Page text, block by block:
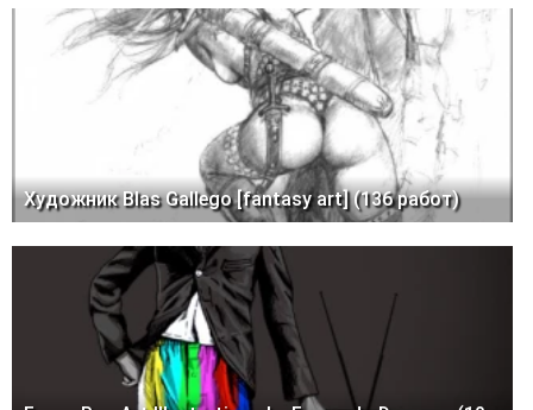
Художник Blas Gallego [fantasy art] (136 работ)